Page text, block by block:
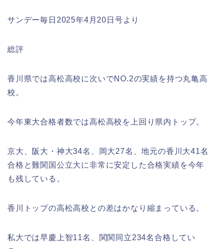
サンデー毎日2025年4月20日号より
総評
香川県では高松高校に次いでNO.2の実績を持つ丸亀高
校。
今年東大合格者数では高松高校を上回り県内トップ。
京大、阪大・神大34名、岡大27名、地元の香川大41名
合格と難関国公立大に非常に安定した合格実績を今年
も残している。
香川トップの高松高校との差はかなり縮まっている。
私大では早慶上智11名、関関同立234名合格してい